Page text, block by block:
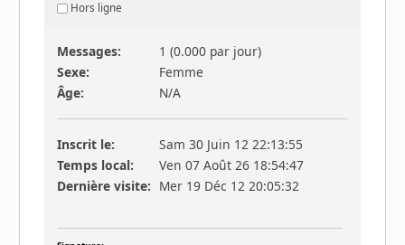
Hors ligne
Messages:
1 (0.000 par jour)
Sexe:
Femme
Âge:
N/A
Inscrit le:
Sam 30 Juin 12 22:13:55
Temps local:
Ven 07 Août 26 18:54:47
Dernière visite: Mer 19 Déc 12 20:05:32